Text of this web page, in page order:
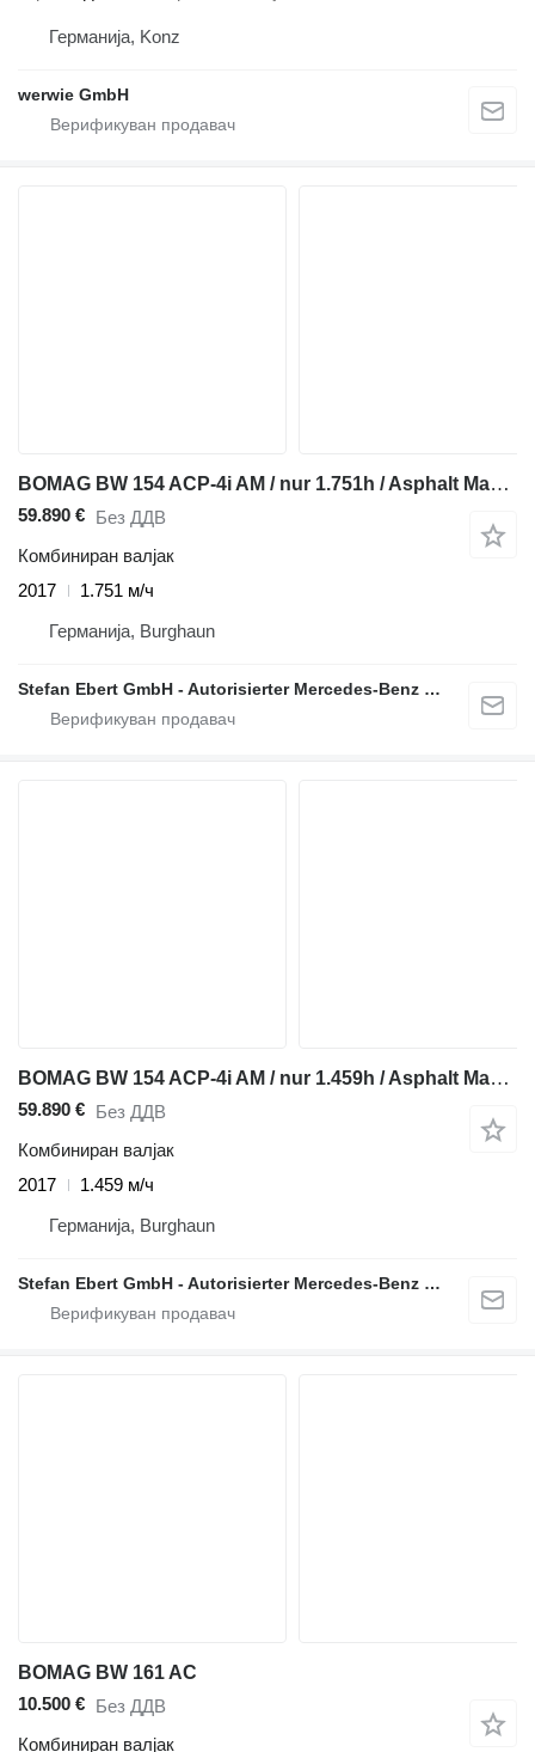
Германија, Konz
werwie GmbH
BOMAG BW 154 ACP-4i AM / nur 1.751h / Asphalt Manager
59.890 € Без ДДВ
Комбиниран валјак
2017
1.751 м/ч
Германија, Burghaun
Stefan Ebert GmbH - Autorisierter Mercedes-Benz Servicepartner
BOMAG BW 154 ACP-4i AM / nur 1.459h / Asphalt Manager
59.890 € Без ДДВ
Комбиниран валјак
2017
1.459 м/ч
Германија, Burghaun
Stefan Ebert GmbH - Autorisierter Mercedes-Benz Servicepartner
BOMAG BW 161 AC
10.500 € Без ДДВ
Комбиниран валјак